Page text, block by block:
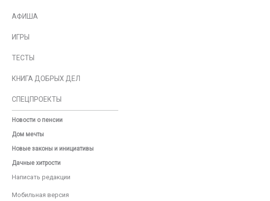
АФИША
ИГРЫ
ТЕСТЫ
КНИГА ДОБРЫХ ДЕЛ
СПЕЦПРОЕКТЫ
Новости о пенсии
Дом мечты
Новые законы и инициативы
Дачные хитрости
Написать редакции
Мобильная версия